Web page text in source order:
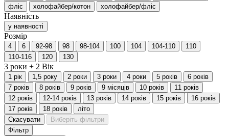
фліс
холофайбер/котон холофайбер/фліс
Наявність
у наявності
Розмір
4 6 92-98 98 98-104 100 104 104-110
110
110-116
120 130
3 роки + 2 Вік
1 рік 1,5 року 2 роки 3 роки 4 роки 5 років
6 років
7 років
8 років 9 років 9 місяців 10 років
11 років
12 років
12-14 років 13 років 14 років 15 років
16 років
17 років
18 років
літо
Скасувати
Виберіть фільтри
Фільтр